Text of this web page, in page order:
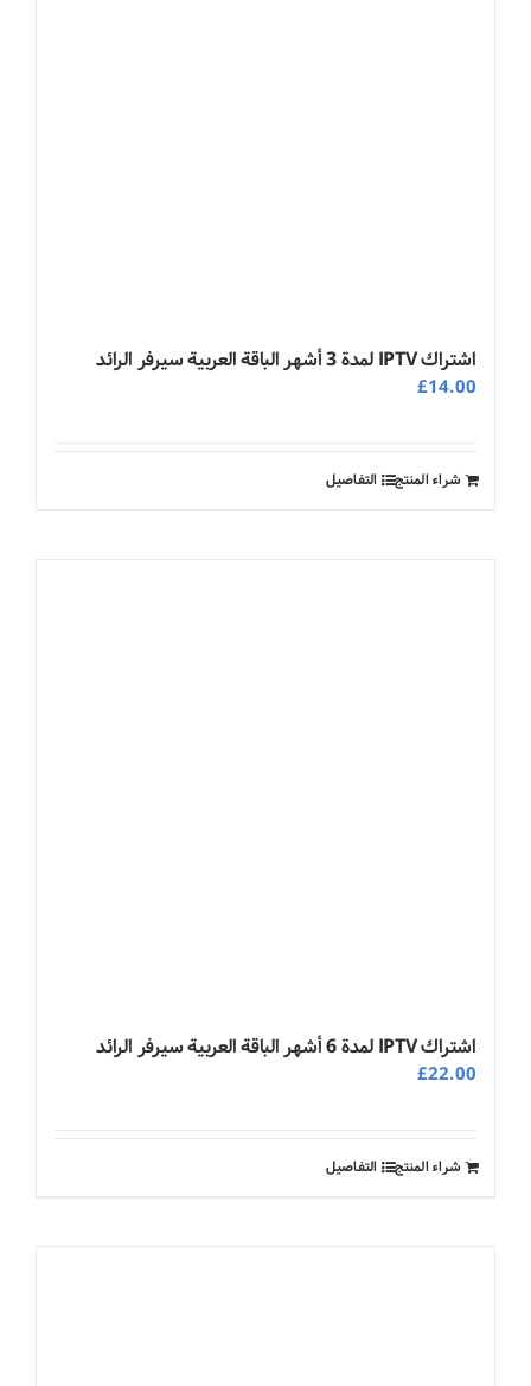
اشتراك IPTV لمدة 3 أشهر الباقة العربية سيرفر الرائد
£14.00
شراء المنتج التفاصيل
اشتراك IPTV لمدة 6 أشهر الباقة العربية سيرفر الرائد
£22.00
شراء المنتج التفاصيل